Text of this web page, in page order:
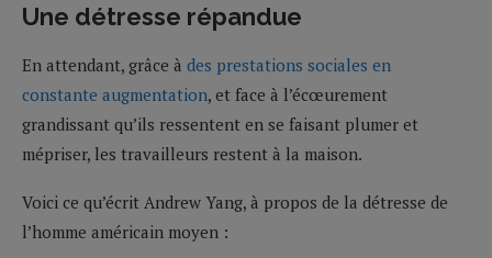
Une détresse répandue
En attendant, grâce à des prestations sociales en
constante augmentation, et face à l’écœurement
grandissant qu’ils ressentent en se faisant plumer et
mépriser, les travailleurs restent à la maison.
Voici ce qu’écrit Andrew Yang, à propos de la détresse de
l’homme américain moyen :